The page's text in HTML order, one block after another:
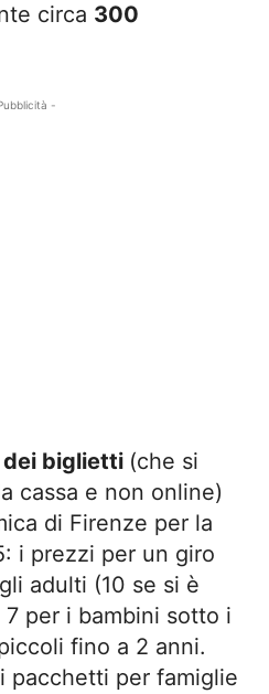
circa 300
-
dei biglietti (che si
cassa e non online)
di Firenze per la
i prezzi per un giro
adulti (10 se si è
per i bambini sotto i
fino a 2 anni.
pacchetti per famiglie